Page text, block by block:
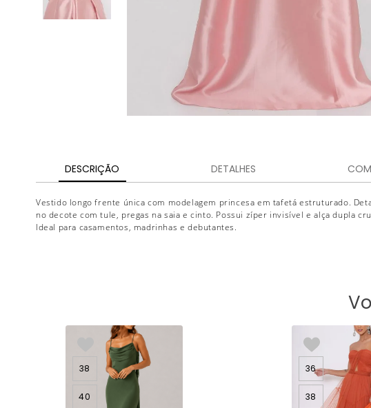
DESCRIÇÃO DETALHES
Vestido longo frente única com modelagem princesa em tafetá estruturado.
no decote com tule, pregas na saia e cinto. Possui zíper invisível e alça dupla
Ideal para casamentos, madrinhas e debutantes.
38
40
36
38